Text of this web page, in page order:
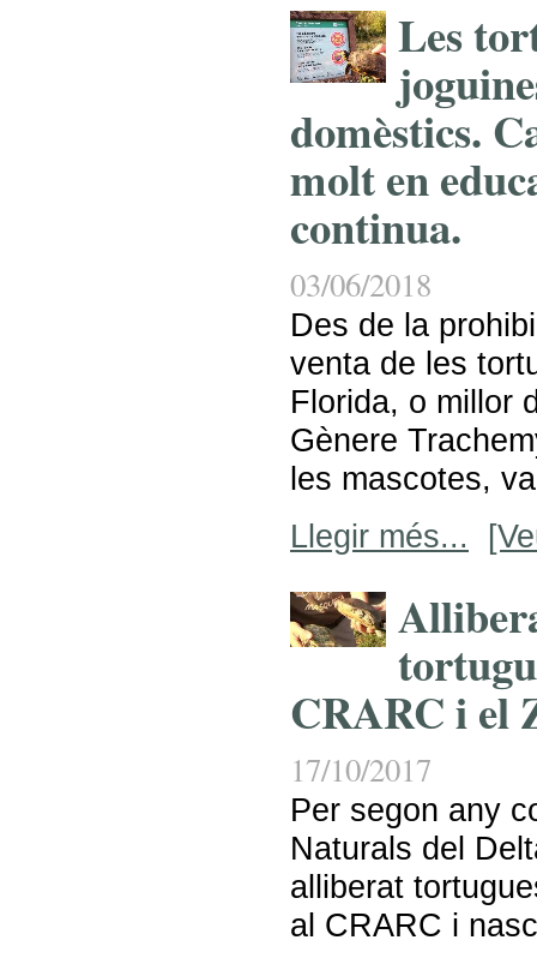
Les
domèstics.
molt en
continua.
03/06/2018
Des de la
venta de les
Florida, o millor
Gènere
les mascotes,
Llegir més...
CRARC i el
17/10/2017
Per segon any
Naturals del
alliberat
al CRARC i